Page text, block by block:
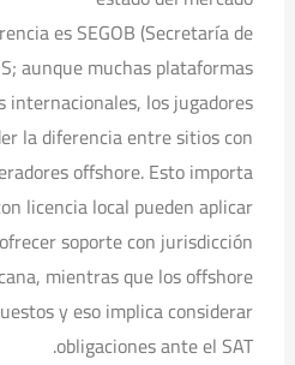
es SEGOB (Secretaría de
aunque muchas plataformas
internacionales, los jugadores
la diferencia entre sitios con
offshore. Esto importa
licencia local pueden aplicar
soporte con jurisdicción
mientras que los offshore
y eso implica considerar
obligaciones ante el SAT.